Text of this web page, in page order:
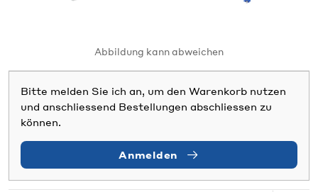
Abbildung kann abweichen
Bitte melden Sie ich an, um den Warenkorb nutzen
und anschliessend Bestellungen abschliessen zu
können.
Anmelden